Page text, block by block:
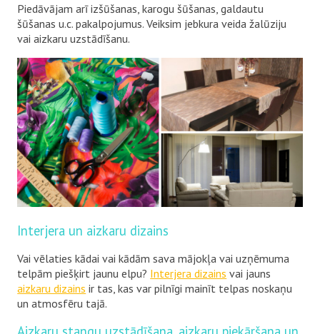
Piedāvājam arī izšūšanas, karogu šūšanas, galdautu
šūšanas u.c. pakalpojumus. Veiksim jebkura veida žalūziju
vai aizkaru uzstādīšanu.
Interjera un aizkaru dizains
Vai vēlaties kādai vai kādām sava mājokļa vai uzņēmuma
telpām piešķirt jaunu elpu? Interjera dizains vai jauns
aizkaru dizains ir tas, kas var pilnīgi mainīt telpas noskaņu
un atmosfēru tajā.